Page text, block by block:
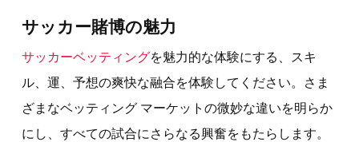
サッカー賭博の魅力
サッカーベッティングを魅力的な体験にする、スキ
ル、運、予想の爽快な融合を体験してください。さま
ざまなベッティング マーケットの微妙な違いを明らか
にし、すべての試合にさらなる興奮をもたらします。